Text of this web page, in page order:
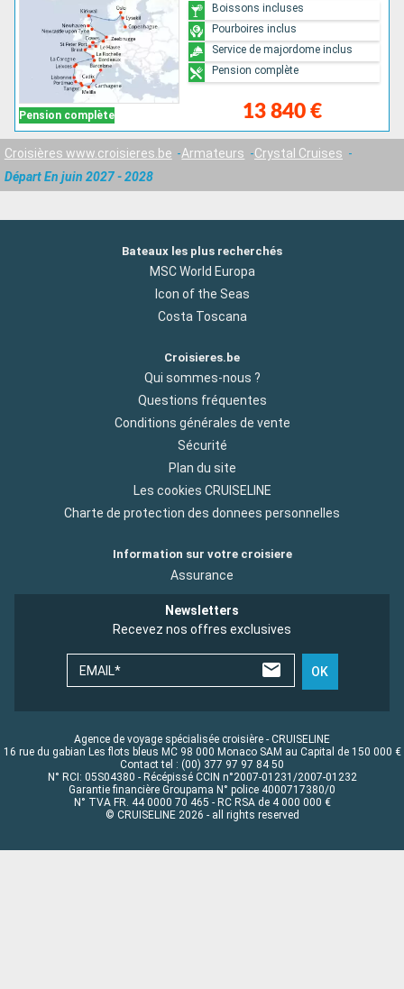
Pension complète 13 840 €
Boissons incluses
Pourboires inclus
Service de majordome inclus
Pension complète
Croisières www.croisieres.be Armateurs
Crystal Cruises
Départ En juin 2027 - 2028
Bateaux les plus recherchés
MSC World Europa
Icon of the Seas
Costa Toscana
Croisieres.be
Qui sommes-nous ?
Questions fréquentes
Conditions générales de vente
Sécurité
Plan du site
Les cookies CRUISELINE
Charte de protection des donnees personnelles
Information sur votre croisiere
Assurance
Newsletters
Recevez nos offres exclusives
EMAIL* OK
Agence de voyage spécialisée croisière - CRUISELINE
16 rue du gabian Les flots bleus MC 98 000 Monaco SAM au Capital de 150 000 €
Contact tel : (00) 377 97 97 84 50
N° RCI: 05S04380 - Récépissé CCIN n°2007-01231/2007-01232
Garantie financière Groupama N° police 4000717380/0
N° TVA FR. 44 0000 70 465 - RC RSA de 4 000 000 €
© CRUISELINE 2026 - all rights reserved